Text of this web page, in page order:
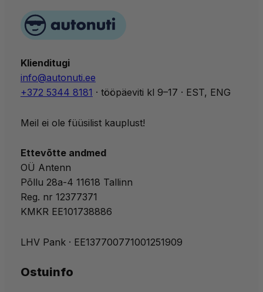
Klienditugi
info@autonuti.ee
+372 5344 8181 · tööpäeviti kl 9–17 · EST, ENG
Meil ei ole füüsilist kauplust!
Ettevõtte andmed
OÜ Antenn
Põllu 28a-4 11618 Tallinn
Reg. nr 12377371
KMKR EE101738886
LHV Pank · EE137700771001251909
Ostuinfo